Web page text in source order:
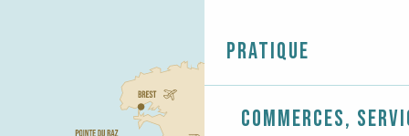
Pratique
Commerces,